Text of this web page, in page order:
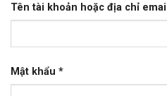
Tên tài khoản hoặc địa chỉ email
Mật khẩu *